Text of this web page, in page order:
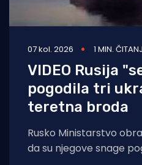
07 kol. 2026 1 MIN.
VIDEO Rusija
pogodila tri
teretna broda
Rusko Ministarstvo
da su njegove snage